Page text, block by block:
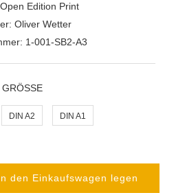
Open Edition Print
Oliver Wetter
1-001-SB2-A3
GRÖSSE
DIN A2 DIN A1
den Einkaufswagen legen